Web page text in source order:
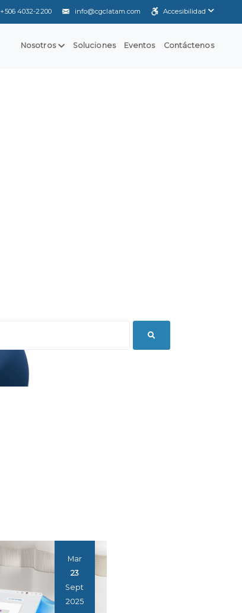
+506 4032-2200 info@cgclatam.com Accesibilidad
Nosotros Soluciones Eventos Contáctenos
Mar
23
Sept
2025